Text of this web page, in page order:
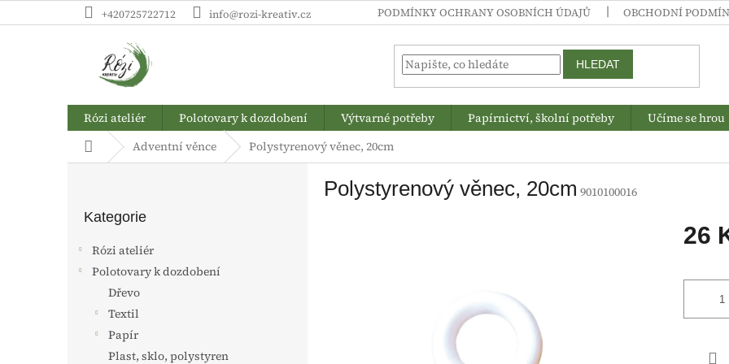
na
+420725722712 info@rozi-kreativ.cz PODMÍNKY OCHRANY OSOBNÍCH ÚDAJŮ OBCHODNÍ
HLEDAT
Rózi ateliér Polotovary k dozdobení Výtvarné potřeby Papírnictví, školní potřeby Učíme se hrou
Domů Adventní věnce Polystyrenový věnec, 20cm
kategorie
Kategorie
Rózi ateliér
Polotovary k dozdobení
Dřevo
Textil
Papír
Plast, sklo, polystyren
Polystyrenový věnec, 20cm 9010100016
26
cena: